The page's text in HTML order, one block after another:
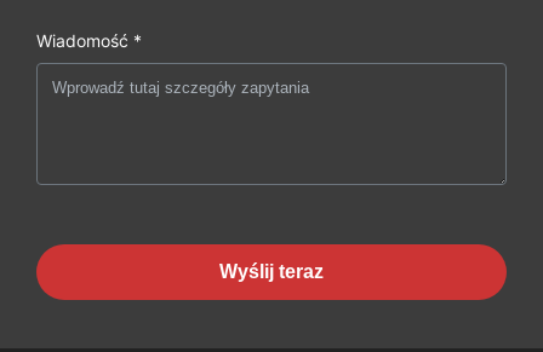
Wiadomość *
Wyślij teraz